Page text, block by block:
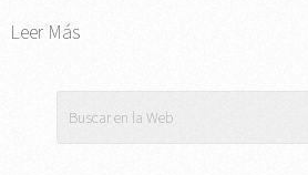
Leer Más